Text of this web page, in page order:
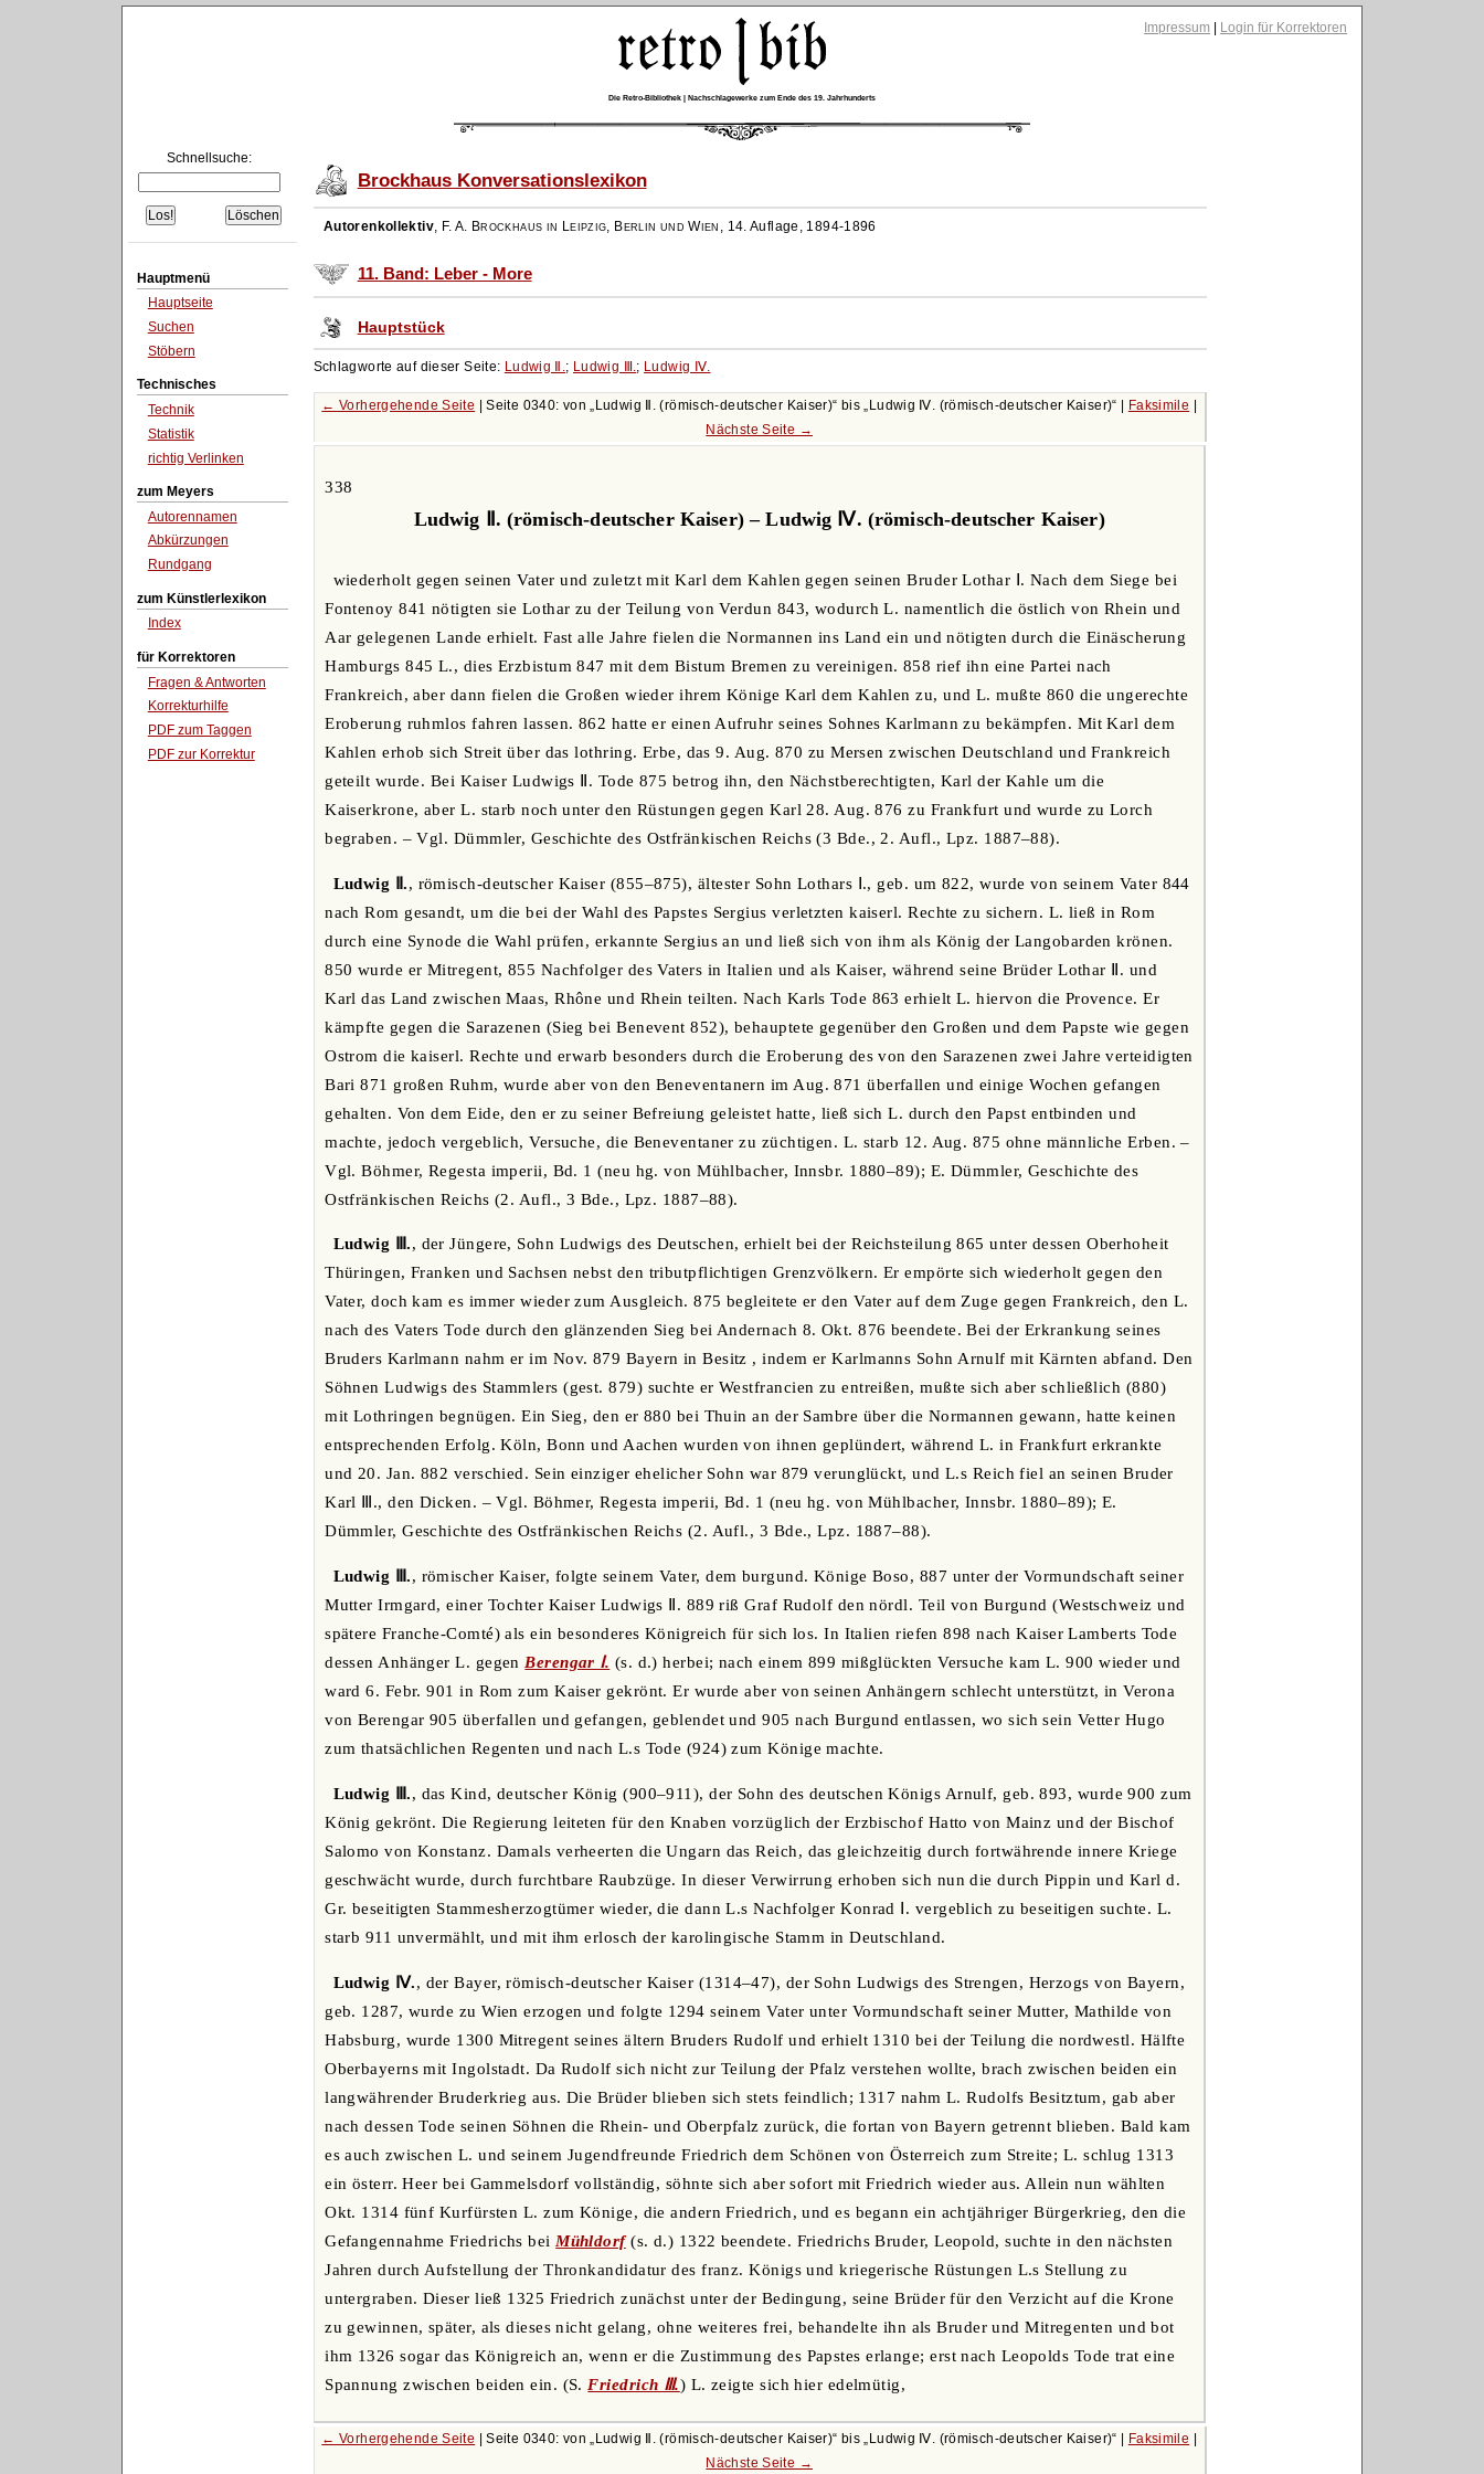
Impressum Login für Korrektoren
Die Retro-Bibliothek | Nachschlagewerke zum Ende des 19. Jahrhunderts
Schnellsuche:
Hauptmenü
Hauptseite
Suchen
Stöbern
Technisches
Technik
Statistik
richtig Verlinken
zum Meyers
Autorennamen
Abkürzungen
Rundgang
zum Künstlerlexikon
Index
für Korrektoren
Fragen & Antworten
Korrekturhilfe
PDF zum Taggen
PDF zur Korrektur
Brockhaus Konversationslexikon
Autorenkollektiv, F. A. Brockhaus in Leipzig, Berlin und Wien , 14. Auflage, 1894-1896
11. Band: Leber - More
Hauptstück
Schlagworte auf dieser Seite: Ludwig Ⅱ. ; Ludwig Ⅲ. ; Ludwig Ⅳ.
← Vorhergehende Seite | Seite 0340: von Ludwig Ⅱ. (römisch-deutscher Kaiser) bis Ludwig Ⅳ. (römisch-deutscher Kaiser) Faksimile
Nächste Seite →
338
Ludwig Ⅱ. (römisch-deutscher Kaiser) – Ludwig Ⅳ. (römisch-deutscher Kaiser)
wiederholt gegen seinen Vater und zuletzt mit Karl dem Kahlen gegen seinen Bruder Lothar Ⅰ. Nach dem Siege bei
Fontenoy 841 nötigten sie Lothar zu der Teilung von Verdun 843, wodurch L. namentlich die östlich von Rhein und
Aar gelegenen Lande erhielt. Fast alle Jahre fielen die Normannen ins Land ein und nötigten durch die Einäscherung
Hamburgs 845 L., dies Erzbistum 847 mit dem Bistum Bremen zu vereinigen. 858 rief ihn eine Partei nach
Frankreich, aber dann fielen die Großen wieder ihrem Könige Karl dem Kahlen zu, und L. mußte 860 die ungerechte
Eroberung ruhmlos fahren lassen. 862 hatte er einen Aufruhr seines Sohnes Karlmann zu bekämpfen. Mit Karl dem
Kahlen erhob sich Streit über das lothring. Erbe, das 9. Aug. 870 zu Mersen zwischen Deutschland und Frankreich
geteilt wurde. Bei Kaiser Ludwigs Ⅱ. Tode 875 betrog ihn, den Nächstberechtigten, Karl der Kahle um die
Kaiserkrone, aber L. starb noch unter den Rüstungen gegen Karl 28. Aug. 876 zu Frankfurt und wurde zu Lorch
begraben. – Vgl. Dümmler, Geschichte des Ostfränkischen Reichs (3 Bde., 2. Aufl., Lpz. 1887‒88).
Ludwig Ⅱ., römisch-deutscher Kaiser (855‒875), ältester Sohn Lothars Ⅰ., geb. um 822, wurde von seinem Vater 844
nach Rom gesandt, um die bei der Wahl des Papstes Sergius verletzten kaiserl. Rechte zu sichern. L. ließ in Rom
durch eine Synode die Wahl prüfen, erkannte Sergius an und ließ sich von ihm als König der Langobarden krönen.
850 wurde er Mitregent, 855 Nachfolger des Vaters in Italien und als Kaiser, während seine Brüder Lothar Ⅱ. und
Karl das Land zwischen Maas, Rhône und Rhein teilten. Nach Karls Tode 863 erhielt L. hiervon die Provence. Er
kämpfte gegen die Sarazenen (Sieg bei Benevent 852), behauptete gegenüber den Großen und dem Papste wie gegen
Ostrom die kaiserl. Rechte und erwarb besonders durch die Eroberung des von den Sarazenen zwei Jahre verteidigten
Bari 871 großen Ruhm, wurde aber von den Beneventanern im Aug. 871 überfallen und einige Wochen gefangen
gehalten. Von dem Eide, den er zu seiner Befreiung geleistet hatte, ließ sich L. durch den Papst entbinden und
machte, jedoch vergeblich, Versuche, die Beneventaner zu züchtigen. L. starb 12. Aug. 875 ohne männliche Erben. –
Vgl. Böhmer, Regesta imperii, Bd. 1 (neu hg. von Mühlbacher, Innsbr. 1880‒89); E. Dümmler, Geschichte des
Ostfränkischen Reichs (2. Aufl., 3 Bde., Lpz. 1887‒88).
Ludwig Ⅲ., der Jüngere, Sohn Ludwigs des Deutschen, erhielt bei der Reichsteilung 865 unter dessen Oberhoheit
Thüringen, Franken und Sachsen nebst den tributpflichtigen Grenzvölkern. Er empörte sich wiederholt gegen den
Vater, doch kam es immer wieder zum Ausgleich. 875 begleitete er den Vater auf dem Zuge gegen Frankreich, den L.
nach des Vaters Tode durch den glänzenden Sieg bei Andernach 8. Okt. 876 beendete. Bei der Erkrankung seines
Bruders Karlmann nahm er im Nov. 879 Bayern in Besitz , indem er Karlmanns Sohn Arnulf mit Kärnten abfand. Den
Söhnen Ludwigs des Stammlers (gest. 879) suchte er Westfrancien zu entreißen, mußte sich aber schließlich (880)
mit Lothringen begnügen. Ein Sieg, den er 880 bei Thuin an der Sambre über die Normannen gewann, hatte keinen
entsprechenden Erfolg. Köln, Bonn und Aachen wurden von ihnen geplündert, während L. in Frankfurt erkrankte
und 20. Jan. 882 verschied. Sein einziger ehelicher Sohn war 879 verunglückt, und L.s Reich fiel an seinen Bruder
Karl Ⅲ., den Dicken. – Vgl. Böhmer, Regesta imperii, Bd. 1 (neu hg. von Mühlbacher, Innsbr. 1880‒89); E.
Dümmler, Geschichte des Ostfränkischen Reichs (2. Aufl., 3 Bde., Lpz. 1887‒88).
Ludwig Ⅲ., römischer Kaiser, folgte seinem Vater, dem burgund. Könige Boso, 887 unter der Vormundschaft seiner
Mutter Irmgard, einer Tochter Kaiser Ludwigs Ⅱ. 889 riß Graf Rudolf den nördl. Teil von Burgund (Westschweiz und
spätere Franche-Comté) als ein besonderes Königreich für sich los. In Italien riefen 898 nach Kaiser Lamberts Tode
dessen Anhänger L. gegenBerengar Ⅰ. (s. d.) herbei; nach einem 899 mißglückten Versuche kam L. 900 wieder und
ward 6. Febr. 901 in Rom zum Kaiser gekrönt. Er wurde aber von seinen Anhängern schlecht unterstützt, in Verona
von Berengar 905 überfallen und gefangen, geblendet und 905 nach Burgund entlassen, wo sich sein Vetter Hugo
zum thatsächlichen Regenten und nach L.s Tode (924) zum Könige machte.
Ludwig Ⅲ., das Kind, deutscher König (900‒911), der Sohn des deutschen Königs Arnulf, geb. 893, wurde 900 zum
König gekrönt. Die Regierung leiteten für den Knaben vorzüglich der Erzbischof Hatto von Mainz und der Bischof
Salomo von Konstanz. Damals verheerten die Ungarn das Reich, das gleichzeitig durch fortwährende innere Kriege
geschwächt wurde, durch furchtbare Raubzüge. In dieser Verwirrung erhoben sich nun die durch Pippin und Karl d.
Gr. beseitigten Stammesherzogtümer wieder, die dann L.s Nachfolger Konrad Ⅰ. vergeblich zu beseitigen suchte. L.
starb 911 unvermählt, und mit ihm erlosch der karolingische Stamm in Deutschland.
Ludwig Ⅳ., der Bayer, römisch-deutscher Kaiser (1314‒47), der Sohn Ludwigs des Strengen, Herzogs von Bayern,
geb. 1287, wurde zu Wien erzogen und folgte 1294 seinem Vater unter Vormundschaft seiner Mutter, Mathilde von
Habsburg, wurde 1300 Mitregent seines ältern Bruders Rudolf und erhielt 1310 bei der Teilung die nordwestl. Hälfte
Oberbayerns mit Ingolstadt. Da Rudolf sich nicht zur Teilung der Pfalz verstehen wollte, brach zwischen beiden ein
langwährender Bruderkrieg aus. Die Brüder blieben sich stets feindlich; 1317 nahm L. Rudolfs Besitztum, gab aber
nach dessen Tode seinen Söhnen die Rhein- und Oberpfalz zurück, die fortan von Bayern getrennt blieben. Bald kam
es auch zwischen L. und seinem Jugendfreunde Friedrich dem Schönen von Österreich zum Streite; L. schlug 1313
ein österr. Heer bei Gammelsdorf vollständig, söhnte sich aber sofort mit Friedrich wieder aus. Allein nun wählten
Okt. 1314 fünf Kurfürsten L. zum Könige, die andern Friedrich, und es begann ein achtjähriger Bürgerkrieg, den die
Gefangennahme Friedrichs beiMühldorf(s. d.) 1322 beendete. Friedrichs Bruder, Leopold, suchte in den nächsten
Jahren durch Aufstellung der Thronkandidatur des franz. Königs und kriegerische Rüstungen L.s Stellung zu
untergraben. Dieser ließ 1325 Friedrich zunächst unter der Bedingung, seine Brüder für den Verzicht auf die Krone
zu gewinnen, später, als dieses nicht gelang, ohne weiteres frei, behandelte ihn als Bruder und Mitregenten und bot
ihm 1326 sogar das Königreich an, wenn er die Zustimmung des Papstes erlange; erst nach Leopolds Tode trat eine
Spannung zwischen beiden ein. (S.Friedrich Ⅲ.) L. zeigte sich hier edelmütig,
← Vorhergehende Seite | Seite 0340: von Ludwig Ⅱ. (römisch-deutscher Kaiser) bis Ludwig Ⅳ. (römisch-deutscher Kaiser) | Faksimile |
Nächste Seite →